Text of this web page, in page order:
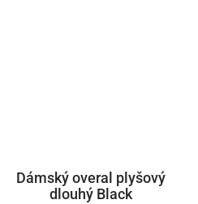
Dámský overal plyšový
dlouhý Black